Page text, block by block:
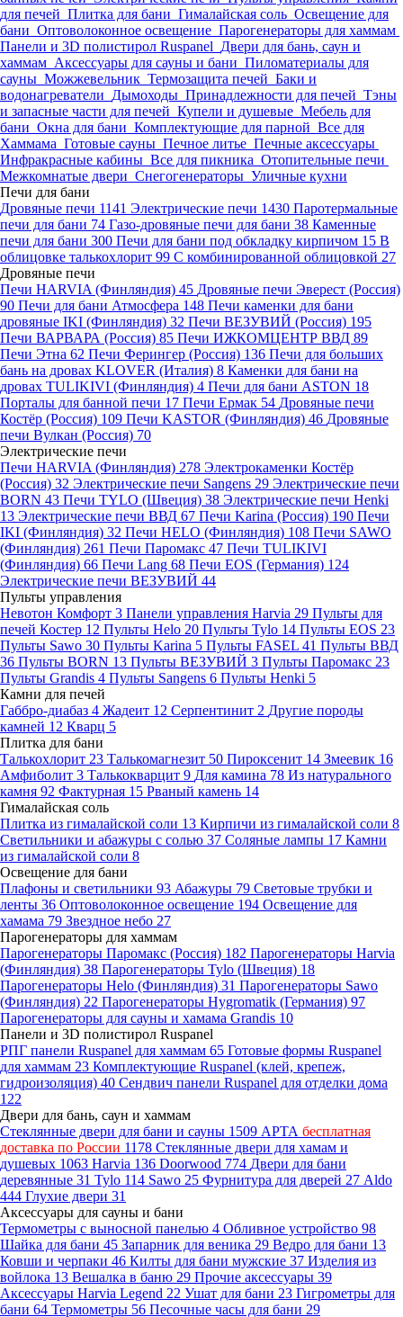
для печей Плитка для бани Гималайская соль Освещение для
бани Оптоволоконное освещение Парогенераторы для хаммам
Панели и 3D полистирол Ruspanel Двери для бань, саун и
хаммам Аксессуары для сауны и бани Пиломатериалы для
сауны Можжевельник Термозащита печей Баки и
водонагреватели Дымоходы Принадлежности для печей Тэны
и запасные части для печей Купели и душевые Мебель для
бани Окна для бани Комплектующие для парной Все для
Хаммама Готовые сауны Печное литье Печные аксессуары
Инфракрасные кабины Все для пикника Отопительные печи
Межкомнатые двери Снегогенераторы Уличные кухни
Печи для бани
Дровяные печи 1141 Электрические печи 1430 Паротермальные
печи для бани 74 Газо-дровяные печи для бани 38 Каменные
печи для бани 300 Печи для бани под обкладку кирпичом 15 В
облицовке талькохлорит 99 С комбинированной облицовкой 27
Дровяные печи
Печи HARVIA (Финляндия) 45 Дровяные печи Эверест (Россия)
90 Печи для бани Атмосфера 148 Печи каменки для бани
дровяные IKI (Финляндия) 32 Печи ВЕЗУВИЙ (Россия) 195
Печи ВАРВАРА (Россия) 85 Печи ИЖКОМЦЕНТР ВВД 89
Печи Этна 62 Печи Ферингер (Россия) 136 Печи для больших
бань на дровах KLOVER (Италия) 8 Каменки для бани на
дровах TULIKIVI (Финляндия) 4 Печи для бани ASTON 18
Порталы для банной печи 17 Печи Ермак 54 Дровяные печи
Костёр (Россия) 109 Печи KASTOR (Финляндия) 46 Дровяные
печи Вулкан (Россия) 70
Электрические печи
Печи HARVIA (Финляндия) 278 Электрокаменки Костёр
(Россия) 32 Электрические печи Sangens 29 Электрические печи
BORN 43 Печи TYLO (Швеция) 38 Электрические печи Henki
13 Электрические печи ВВД 67 Печи Karina (Россия) 190 Печи
IKI (Финляндия) 32 Печи HELO (Финляндия) 108 Печи SAWO
(Финляндия) 261 Печи Паромакс 47 Печи TULIKIVI
(Финляндия) 66 Печи Lang 68 Печи EOS (Германия) 124
Электрические печи ВЕЗУВИЙ 44
Пульты управления
Невотон Комфорт 3 Панели управления Harvia 29 Пульты для
печей Костер 12 Пульты Helo 20 Пульты Tylo 14 Пульты EOS 23
Пульты Sawo 30 Пульты Karina 5 Пульты FASEL 41 Пульты ВВД
36 Пульты BORN 13 Пульты ВЕЗУВИЙ 3 Пульты Паромакс 23
Пульты Grandis 4 Пульты Sangens 6 Пульты Henki 5
Камни для печей
Габбро-диабаз 4 Жадеит 12 Серпентинит 2 Другие породы
камней 12 Кварц 5
Плитка для бани
Талькохлорит 23 Талькомагнезит 50 Пироксенит 14 Змеевик 16
Амфиболит 3 Талькокварцит 9 Для камина 78 Из натурального
камня 92 Фактурная 15 Рваный камень 14
Гималайская соль
Плитка из гималайской соли 13 Кирпичи из гималайской соли 8
Светильники и абажуры с солью 37 Соляные лампы 17 Камни
из гималайской соли 8
Освещение для бани
Плафоны и светильники 93 Абажуры 79 Световые трубки и
ленты 36 Оптоволоконное освещение 194 Освещение для
хамама 79 Звездное небо 27
Парогенераторы для хаммам
Парогенераторы Паромакс (Россия) 182 Парогенераторы Harvia
(Финляндия) 38 Парогенераторы Tylo (Швеция) 18
Парогенераторы Helo (Финляндия) 31 Парогенераторы Sawo
(Финляндия) 22 Парогенераторы Hygromatik (Германия) 97
Парогенераторы для сауны и хамама Grandis 10
Панели и 3D полистирол Ruspanel
РПГ панели Ruspanel для хаммам 65 Готовые формы Ruspanel
для хаммам 23 Комплектующие Ruspanel (клей, крепеж,
гидроизоляция) 40 Сендвич панели Ruspanel для отделки дома
122
Двери для бань, саун и хаммам
Стеклянные двери для бани и сауны 1509 АРТА бесплатная
доставка по России 1178 Стеклянные двери для хамам и
душевых 1063 Harvia 136 Doorwood 774 Двери для бани
деревянные 31 Tylo 114 Sawo 25 Фурнитура для дверей 27 Aldo
444 Глухие двери 31
Аксессуары для сауны и бани
Термометры с выносной панелью 4 Обливное устройство 98
Шайка для бани 45 Запарник для веника 29 Ведро для бани 13
Ковши и черпаки 46 Килты для бани мужские 37 Изделия из
войлока 13 Вешалка в баню 29 Прочие аксессуары 39
Аксессуары Harvia Legend 22 Ушат для бани 23 Гигрометры для
бани 64 Термометры 56 Песочные часы для бани 29